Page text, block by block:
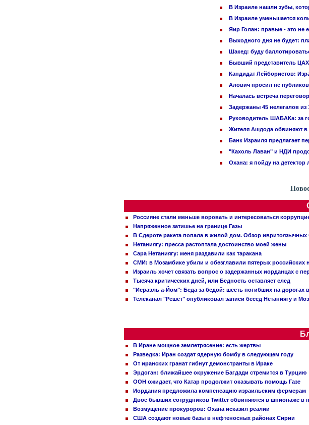
В Израиле нашли зубы,
В Израиле уменьшается
Яир Голан: правые - это не
Выходного дня не будет:
Шакед: буду
Бывший представитель
Кандидат Лейбористов:
Алович просил не
Началась встреча
Задержаны 45 нелегалов из
Руководитель ШАБАКа: за
Жителя Ашдода обвиняют в
Банк Израиля предлагает
"Кахоль Лаван" и НДИ
Охана: я пойду на детектор
Россияне стали меньше воровать и интересоваться
Напряженное затишье на границе Газы
В Сдероте ракета попала в жилой дом. Обзор
Нетаниягу: пресса растоптала достоинство моей жены
Сара Нетаниягу: меня раздавили как таракана
СМИ: в Мозамбике убили и обезглавили пятерых российских
Израиль хочет связать вопрос о задержанных иорданцах с
Тысяча критических дней, или Бедность оставляет след
"Исраэль а-Йом": Беда за бедой: шесть погибших на дорогах
Телеканал "Решет" опубликовал записи бесед Нетаниягу и
В Иране мощное землетрясение: есть жертвы
Разведка: Иран создат ядерную бомбу в следующем году
От иранских гранат гибнут демонстранты в Ираке
Эрдоган: ближайшее окружение Багдади стремится в Турцию
ООН ожидает, что Катар продолжит оказывать помощь Газе
Иордания предложила компенсацию израильским фермерам
Двое бывших сотрудников Twitter обвиняются в шпионаже в
Возмущение прокуроров: Охана исказил реалии
США создают новые базы в нефтеносных районах Сирии